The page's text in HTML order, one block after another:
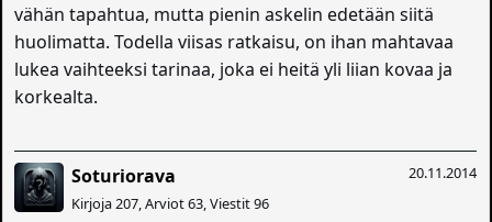
vähän tapahtua, mutta pienin askelin edetään siitä
huolimatta. Todella viisas ratkaisu, on ihan mahtavaa
lukea vaihteeksi tarinaa, joka ei heitä yli liian kovaa ja
korkealta.
20.11.2014
Soturiorava
Kirjoja 207, Arviot 63, Viestit 96